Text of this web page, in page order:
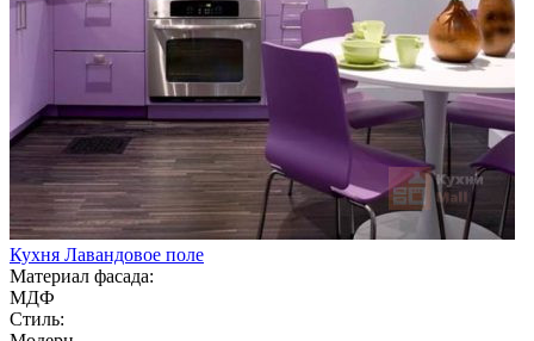
Кухня Лавандовое поле
Материал фасада:
МДФ
Стиль: